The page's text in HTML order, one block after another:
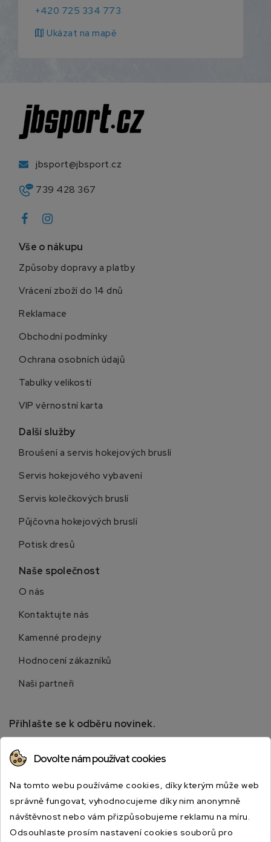
+420 725 334 773
map Ukázat na mapě
jbsport@jbsport.cz
739 428 367
Vše o nákupu
Způsoby dopravy a platby
Vrácení zboží do 14 dnů
Reklamace
Obchodní podmínky
Ochrana osobních údajů
Tabulky velikostí
VIP věrnostní karta
Další služby
Broušení a servis hokejových bruslí
Servis hokejového vybavení
Servis kolečkových bruslí
Půjčovna hokejových bruslí
Potisk dresů
Naše společnost
O nás
Kontaktujte nás
Kamenné prodejny
Hodnocení zákazníků
Naši partneři
Přihlašte se k odběru novinek.
speciálních slevách.
Dovolte nám používat cookies
Na tomto webu používáme cookies, díky kterým může web
správně fungovat, vyhodnocujeme díky nim anonymně
návštěvnost nebo vám přizpůsobujeme reklamu na míru.
Odsouhlaste prosím nastavení cookies souborů pro